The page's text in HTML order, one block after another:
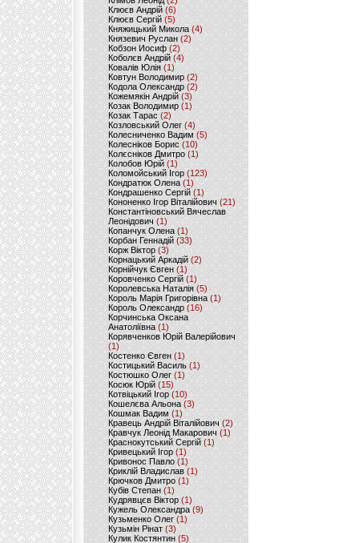
Клюєв Андрій(6)
Клюєв Сергій (5)
Княжицький Микола(4)
Князевич Руслан (2)
Кобзон Иосиф(2)
Коболєв Андрій (4)
Ковалів Юлія(1)
Ковтун Володимир (2)
Кодола Олександр (2)
Кожемякін Андрій (3)
Козак Володимир (1)
Козак Тарас (2)
Козловський Олег(4)
Колесниченко Вадим (5)
Колесніков Борис (10)
Колєсніков Дмитро (1)
Колобов Юрій (1)
Коломойський Ігор (123)
Кондратюк Олена(1)
Кондрашенко Сергій (1)
Кононенко Ігор Віталійович (21)
Константіновський Вячеслав
Леонідович (1)
Копанчук Олена (1)
Корбан Геннадій (33)
Корж Віктор (3)
Корнацький Аркадій (2)
Корнійчук Євген (1)
Коровченко Сергій (1)
Королевська Наталія(5)
Король Марія Григорівна (1)
Король Олександр (16)
Корчинська Оксана
Анатоліївна (1)
Корявченков Юрій Валерійович
(1)
Костенко Євген (1)
Костицький Василь (1)
Костюшко Олег (1)
Косюк Юрій (15)
Котвіцький Ігор (10)
Кошелєва Альона(3)
Кошмак Вадим (1)
Кравець Андрій Віталійович (2)
Кравчук Леонід Макарович (1)
Краснокутський Сергій (1)
Кривецький Ігор (1)
Кривонос Павло (1)
Криклій Владислав (1)
Крючков Дмитро(1)
Кубів Степан(1)
Кудрявцєв Віктор (1)
Кужель Олександра (9)
Кузьменко Олег (1)
Кузьмін Рінат(3)
Кулик Костянтин(5)